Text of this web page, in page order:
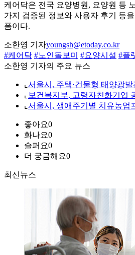
케어닥은 전국 요양병원, 요양원 등
가지 검증된 정보와 사용자 후기 등
폼이다.
소한영 기자youngsh@etoday.co.kr
#케어닥 #노인돌보미 #요양시설 #플
소한영 기자의 주요 뉴스
⌞ 서울시, 주택·건물형 태양광
⌞ 보건복지부, 고령자친화기업
⌞ 서울시, 생애주기별 치유농업
좋아요0
화나요0
슬퍼요0
더 궁금해요0
최신뉴스